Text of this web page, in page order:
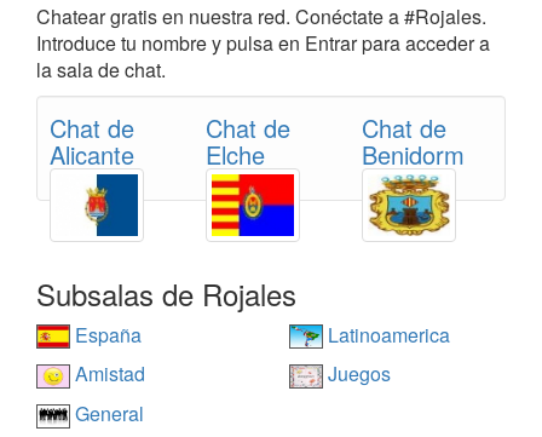
Chatear gratis en nuestra red. Conéctate a #Rojales.
Introduce tu nombre y pulsa en Entrar para acceder a
la sala de chat.
Chat de
Alicante
Chat de
Elche
Chat de
Benidorm
Subsalas de Rojales
España
Latinoamerica
Amistad
Juegos
General